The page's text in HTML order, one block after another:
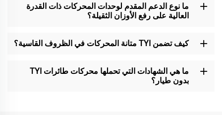
ما نوع الدعم المقدم لوحدات المحركات ذات القدرة
العالية على رفع الأوزان الثقيلة؟
كيف تضمن TYI متانة المحركات في الظروف القاسية؟
ما هي الشهادات التي تحملها محركات طائرات TYI
بدون طيار؟